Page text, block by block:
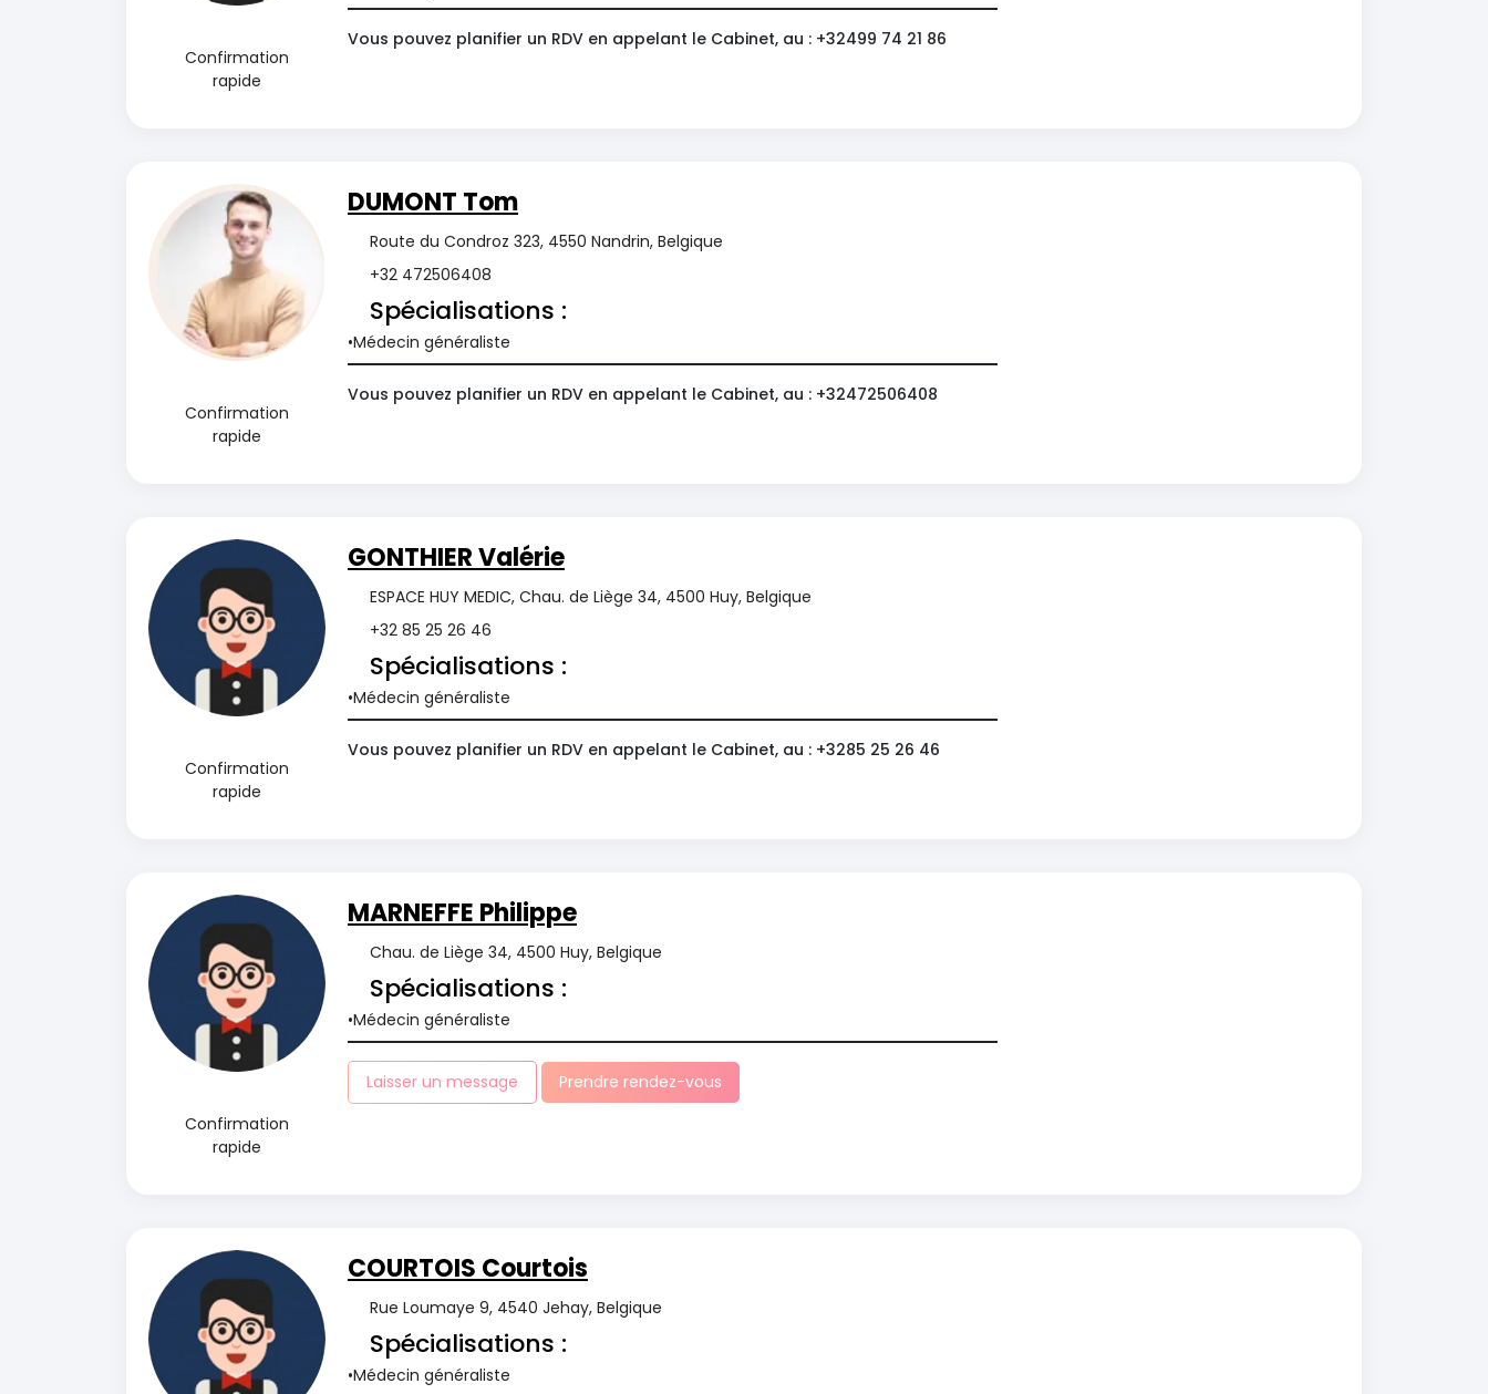
Confirmation
rapide
Vous pouvez planifier un RDV en appelant le Cabinet, au : +32499 74 21 86
Confirmation
rapide
DUMONT Tom
Route du Condroz 323, 4550 Nandrin, Belgique
+32 472506408
Spécialisations :
Médecin généraliste
Vous pouvez planifier un RDV en appelant le Cabinet, au : +32472506408
Confirmation
rapide
GONTHIER Valérie
ESPACE HUY MEDIC, Chau. de Liège 34, 4500 Huy, Belgique
+32 85 25 26 46
Spécialisations :
Médecin généraliste
Vous pouvez planifier un RDV en appelant le Cabinet, au : +3285 25 26 46
Confirmation
rapide
MARNEFFE Philippe
Chau. de Liège 34, 4500 Huy, Belgique
Spécialisations :
Médecin généraliste
Laisser un message Prendre rendez-vous
COURTOIS Courtois
Rue Loumaye 9, 4540 Jehay, Belgique
Spécialisations :
Médecin généraliste